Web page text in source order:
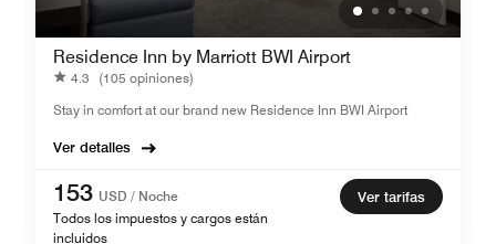
Residence Inn by Marriott BWI Airport
4.3
(105 opiniones)
Stay in comfort at our brand new Residence Inn BWI Airport
Ver detalles
153 USD / Noche
Todos los impuestos y cargos están
incluidos
Ver tarifas